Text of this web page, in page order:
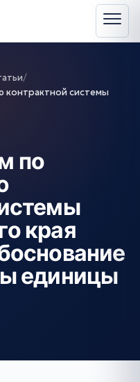
/
контрактной системы
по
края
единицы